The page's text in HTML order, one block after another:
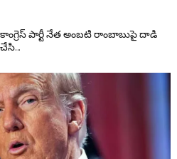
కాంగ్రెస్ పార్టీ నేత అంబ‌టి రాంబాబుపై దాడి